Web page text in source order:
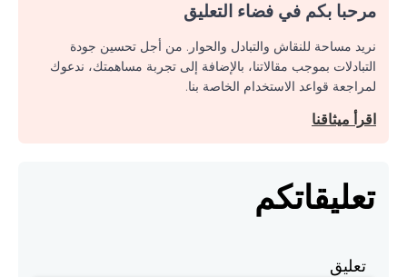
مرحبا بكم في فضاء التعليق
نريد مساحة للنقاش والتبادل والحوار. من أجل تحسين جودة
التبادلات بموجب مقالاتنا، بالإضافة إلى تجربة مساهمتك، ندعوك
لمراجعة قواعد الاستخدام الخاصة بنا.
اقرأ ميثاقنا
تعليقاتكم
تعليق